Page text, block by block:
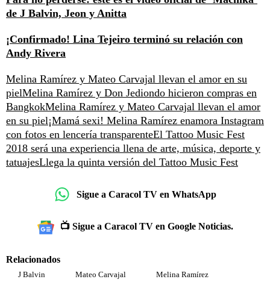
de J Balvin, Jeon y Anitta
¡Confirmado! Lina Tejeiro terminó su relación con
Andy Rivera
Melina Ramírez y Mateo Carvajal llevan el amor en su
pielMelina Ramírez y Don Jediondo hicieron compras en
BangkokMelina Ramírez y Mateo Carvajal llevan el amor
en su piel¡Mamá sexi! Melina Ramírez enamora Instagram
con fotos en lencería transparenteEl Tattoo Music Fest
2018 será una experiencia llena de arte, música, deporte y
tatuajesLlega la quinta versión del Tattoo Music Fest
Sigue a Caracol TV en WhatsApp
📺 Sigue a Caracol TV en Google Noticias.
Relacionados
J Balvin Mateo Carvajal
Melina Ramírez